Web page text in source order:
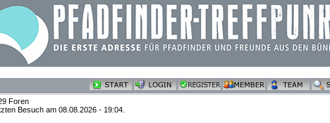
Foren
Besuch am 08.08.2026 - 19:04.